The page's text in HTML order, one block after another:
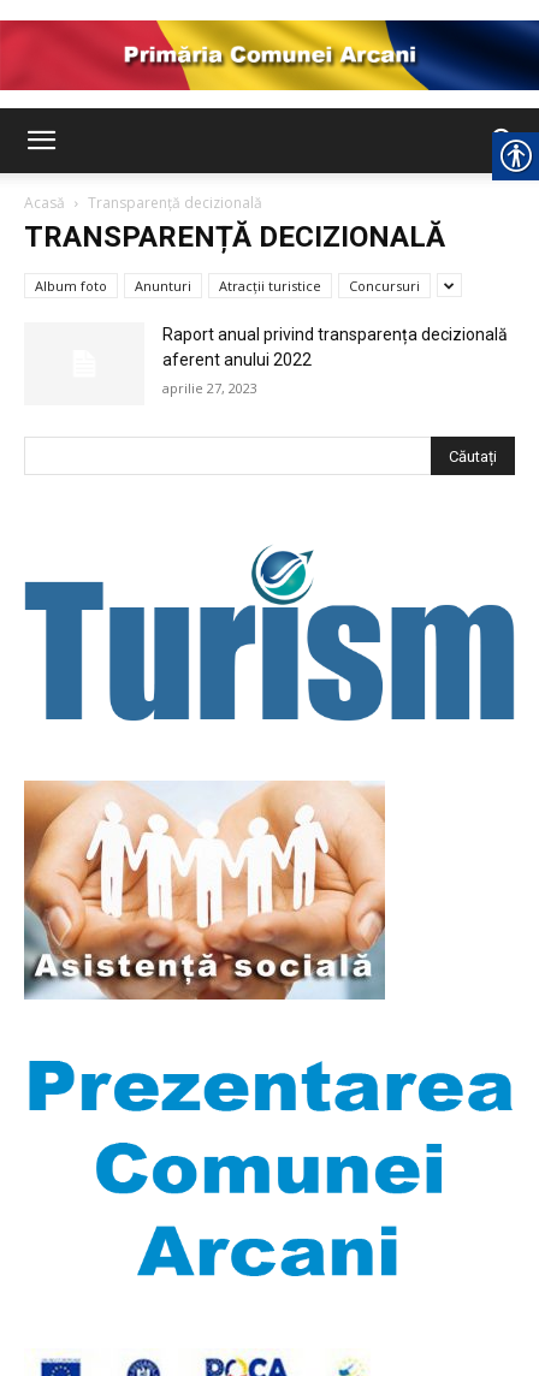
Arcani
Acasă Transparență decizională
TRANSPARENȚĂ DECIZIONALĂ
Album foto Anunturi Atracții turistice Concursuri
Raport anual privind transparența decizională
aferent anului 2022
aprilie 27, 2023